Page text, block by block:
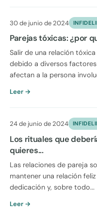
30 de junio de 2024
Parejas tóxicas: ¿por
Salir de una relación
debido a diversos
afectan a la persona
Leer →
24 de junio de 2024
Los rituales que
quieres...
Las relaciones de pareja
mantener una relación
dedicación y, sobre todo...
Leer →